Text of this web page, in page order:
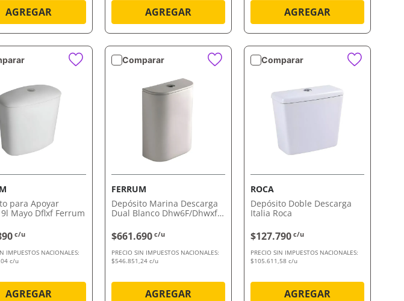
AGREGAR AGREGAR AGREGAR
VISTA RÁPIDA
para Apoyar
Mayo Dflxf Ferrum
c/u
IMPUESTOS NACIONALES:
c/u
AGREGAR
Comparar
VISTA RÁPIDA
FERRUM
Depósito Marina Descarga
Dual Blanco Dhw6F/Dhwxf
$661.690 c/u
PRECIO SIN IMPUESTOS NACIONALES:
$546.851,24 c/u
AGREGAR
Comparar
VISTA RÁPIDA
ROCA
Depósito Doble Descarga
Italia Roca
$127.790 c/u
PRECIO SIN IMPUESTOS NACIONALES:
$105.611,58 c/u
AGREGAR